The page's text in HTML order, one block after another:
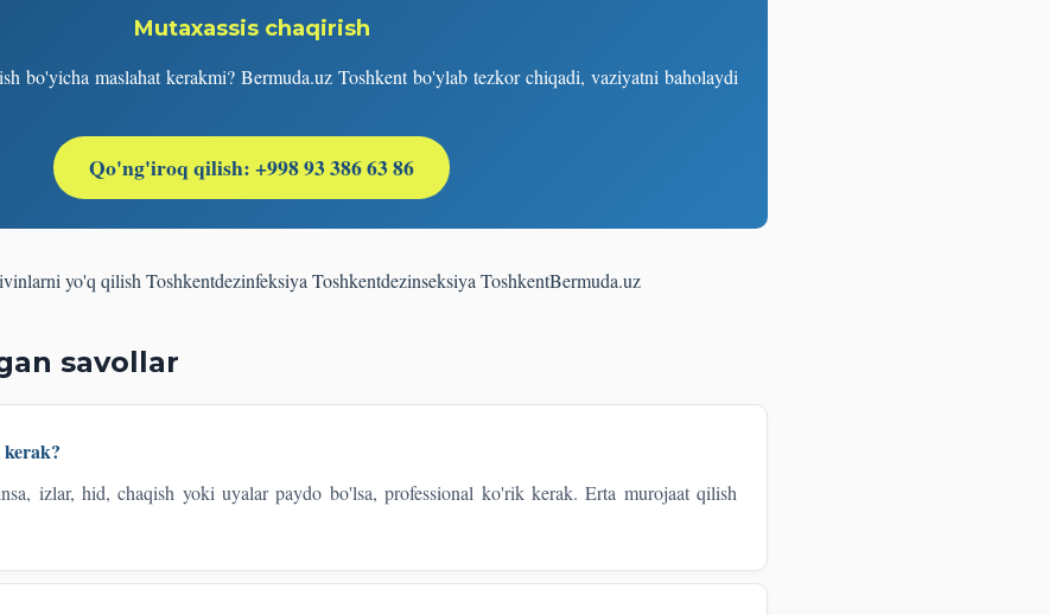
Mutaxassis chaqirish
bo'yicha maslahat kerakmi? Bermuda.uz Toshkent bo'ylab tezkor chiqadi, vaziyatni baholaydi
Qo'ng'iroq qilish: +998 93 386 63 86
yo'q qilish Toshkentdezinfeksiya Toshkentdezinseksiya ToshkentBermuda.uz
savollar
izlar, hid, chaqish yoki uyalar paydo bo'lsa, professional ko'rik kerak. Erta murojaat qilish